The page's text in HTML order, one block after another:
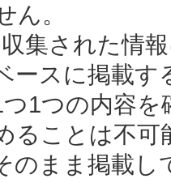
ん。
集された情
ースに掲載
1つの内容
ることは不
のまま掲載し